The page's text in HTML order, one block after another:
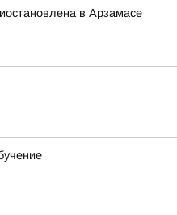
в Арзамасе